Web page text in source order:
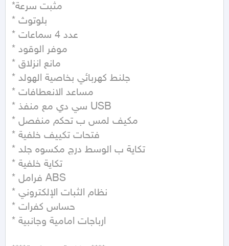
*مثبت سرعة
* بلوتوث
* عدد 4 سماعات
* موفر الوقود
* مانع انزلاق
* جلنط كهربائي بخاصية الهولد
* مساعد الانعطافات
* سي دي مع منفذ USB
* مكيف لمس ب تحكم منفصل
* فتحات تكييف خلفية
* تكاية ب الوسط درج مكسوه جلد
* تكاية خلفية
* فرامل ABS
* نظام الثبات الإلكتروني
* حساس كفرات
* ارباجات امامية وجانبية